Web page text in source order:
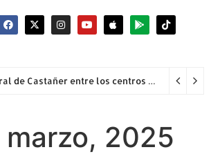
Hospital General de Castañer entre los centros de salud comunitarios con mejor desempeño clínico de Estados Unidos
marzo, 2025